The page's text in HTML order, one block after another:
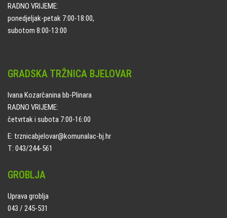
RADNO VRIJEME:
ponedjeljak-petak 7:00-18:00,
subotom 8:00-13:00
GRADSKA TRŽNICA BJELOVAR
Ivana Kozarčanina bb-Plinara
RADNO VRIJEME:
četvrtak i subota 7:00-16:00
E: trznicabjelovar@komunalac-bj.hr
T: 043/244-561
GROBLJA
Uprava groblja
043 / 245-531